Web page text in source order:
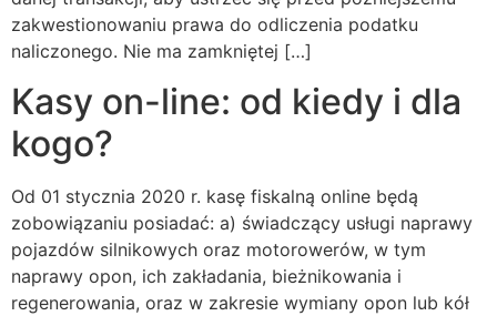
zakwestionowaniu prawa do odliczenia podatku
naliczonego. Nie ma zamkniętej […]
Kasy on-line: od kiedy i dla
kogo?
Od 01 stycznia 2020 r. kasę fiskalną online będą
zobowiązaniu posiadać: a) świadczący usługi naprawy
pojazdów silnikowych oraz motorowerów, w tym
naprawy opon, ich zakładania, bieżnikowania i
regenerowania, oraz w zakresie wymiany opon lub kół